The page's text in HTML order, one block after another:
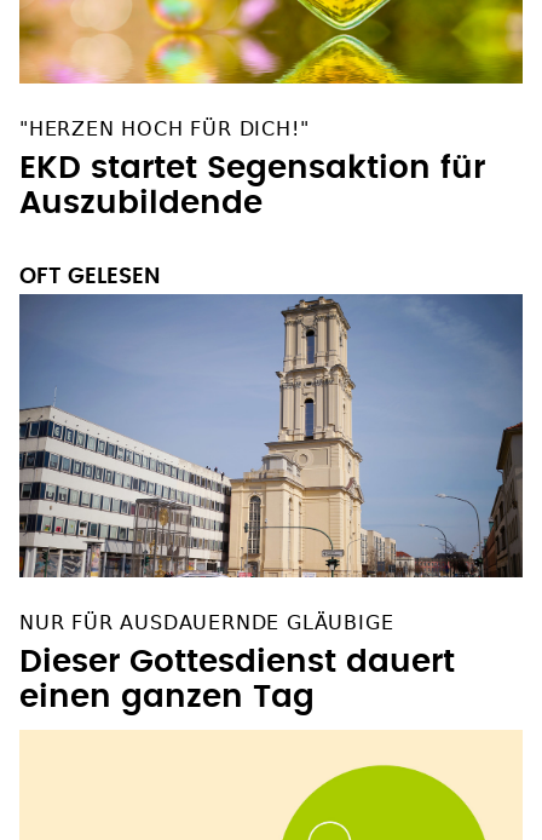
"HERZEN HOCH FÜR DICH!"
EKD startet Segensaktion für
Auszubildende
OFT GELESEN
NUR FÜR AUSDAUERNDE GLÄUBIGE
Dieser Gottesdienst dauert
einen ganzen Tag